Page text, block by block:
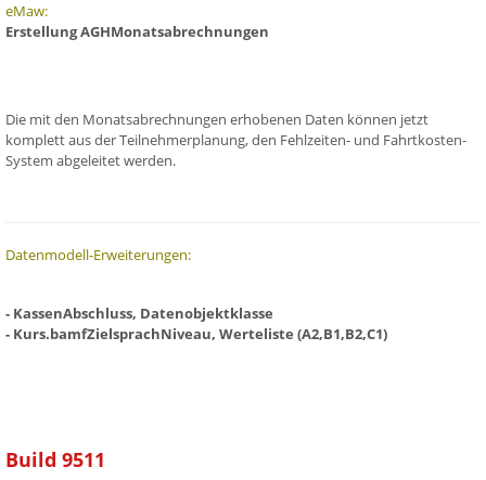
eMaw:
Erstellung AGHMonatsabrechnungen
Die mit den Monatsabrechnungen erhobenen Daten können jetzt
komplett aus der Teilnehmerplanung, den Fehlzeiten- und Fahrtkosten-
System abgeleitet werden.
Datenmodell-Erweiterungen:
- KassenAbschluss, Datenobjektklasse
- Kurs.bamfZielsprachNiveau, Werteliste (A2,B1,B2,C1)
Build 9511